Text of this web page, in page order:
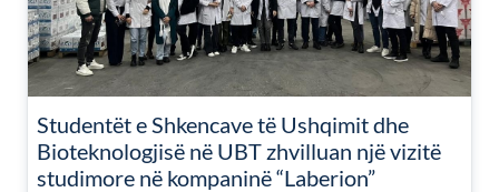
Studentët e Shkencave të Ushqimit dhe
Bioteknologjisë në UBT zhvilluan një vizitë
studimore në kompaninë “Laberion”